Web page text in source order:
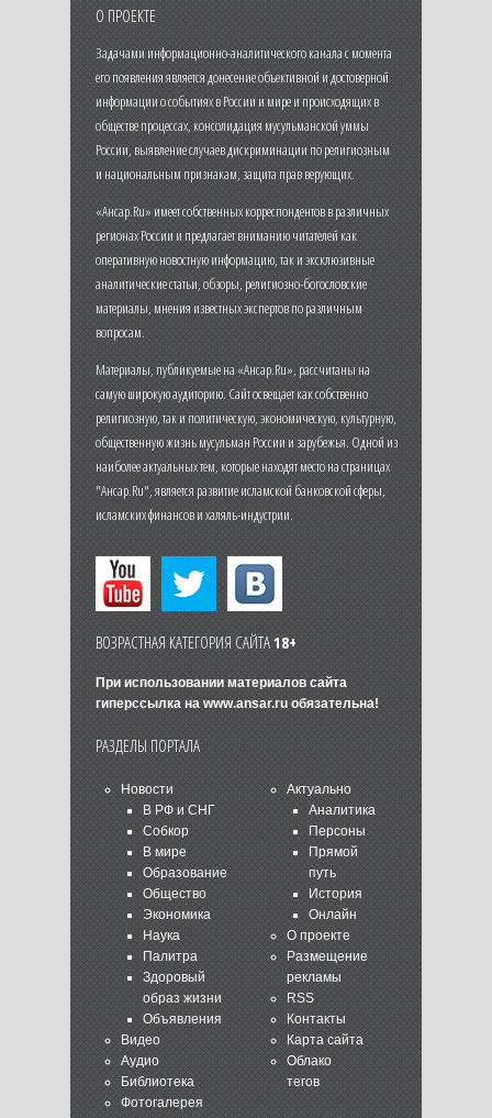
О ПРОЕКТЕ
Задачами информационно-аналитического канала с момента
его появления является донесение объективной и достоверной
информации о событиях в России и мире и происходящих в
обществе процессах, консолидация мусульманской уммы
России, выявление случаев дискриминации по религиозным
и национальным признакам, защита прав верующих.
«Ансар.Ru» имеет собственных корреспондентов в различных
регионах России и предлагает вниманию читателей как
оперативную новостную информацию, так и эксклюзивные
аналитические статьи, обзоры, религиозно-богословские
материалы, мнения известных экспертов по различным
вопросам.
Материалы, публикуемые на «Ансар.Ru», рассчитаны на
самую широкую аудиторию. Сайт освещает как собственно
религиозную, так и политическую, экономическую, культурную,
общественную жизнь мусульман России и зарубежья. Одной из
наиболее актуальных тем, которые находят место на страницах
"Ансар.Ru", является развитие исламской банковской сферы,
исламских финансов и халяль-индустрии.
ВОЗРАСТНАЯ КАТЕГОРИЯ САЙТА18+
При использовании материалов сайта
гиперссылка на www.ansar.ruобязательна!
РАЗДЕЛЫ ПОРТАЛА
Новости
В РФ и СНГ
Собкор
В мире
Образование
Общество
Экономика
Наука
Палитра
Здоровый
образ жизни
Объявления
Видео
Аудио
Библиотека
Фотогалерея
Актуально
Аналитика
Персоны
Прямой
путь
История
Онлайн
О проекте
Размещение
рекламы
RSS
Контакты
Карта сайта
Облако
тегов